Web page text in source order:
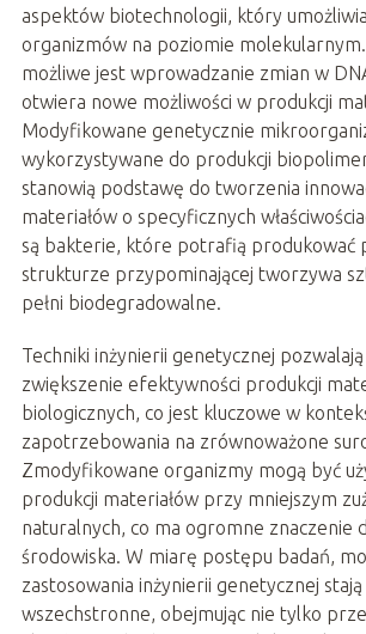
aspektów biotechnologii, który
organizmów na poziomie
możliwe jest wprowadzanie zmian w
otwiera nowe możliwości w produkcji
Modyfikowane genetycznie
wykorzystywane do produkcji
stanowią podstawę do tworzenia
materiałów o specyficznych
są bakterie, które potrafią produkować
strukturze przypominającej tworzywa
pełni biodegradowalne.
Techniki inżynierii genetycznej
zwiększenie efektywności produkcji
biologicznych, co jest kluczowe w
zapotrzebowania na zrównoważone
Zmodyfikowane organizmy mogą być
produkcji materiałów przy mniejszym
naturalnych, co ma ogromne znaczenie
środowiska. W miarę postępu badań,
zastosowania inżynierii genetycznej
wszechstronne, obejmując nie tylko